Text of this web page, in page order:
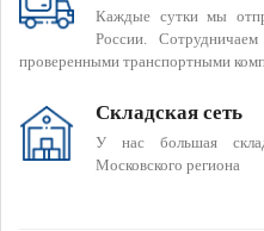
Каждые сутки мы
России.
проверенными транспортными
Складская сеть
У нас большая
Московского региона